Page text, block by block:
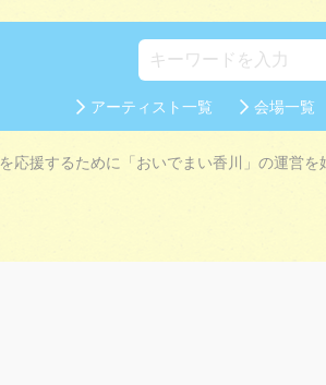
アーティスト一覧 会場一覧
援するために「おいでまい香川」の運営を